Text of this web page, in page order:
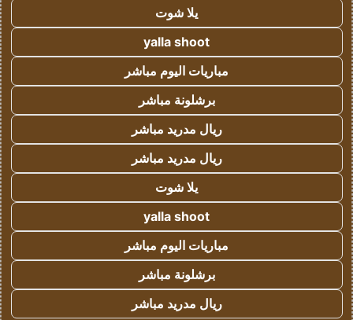
يلا شوت
yalla shoot
مباريات اليوم مباشر
برشلونة مباشر
ريال مدريد مباشر
ريال مدريد مباشر
يلا شوت
yalla shoot
مباريات اليوم مباشر
برشلونة مباشر
ريال مدريد مباشر